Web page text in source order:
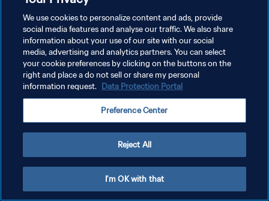
개인정보 보호정책
서비스 약관
쿠키 기본 설정 관리
We use cookies to personalize content and ads, provide
social media features and analyse our traffic. We also share
information about your use of our site with our social
media, advertising and analytics partners. You can select
your cookie preferences by clicking on the buttons on the
right and place a do not sell or share my personal
information request. Data Protection Portal
Preference Center
Reject All
I'm OK with that